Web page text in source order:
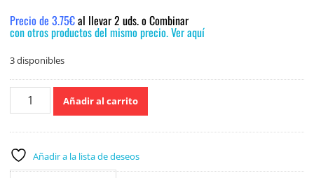
Precio de 3.75€al llevar 2 uds. o Combinar
con otros productos del mismo precio. Ver aquí
3 disponibles
Elvive
Acondicionador
300ml.
cantidad
Añadir al carrito
Añadir a la lista de deseos